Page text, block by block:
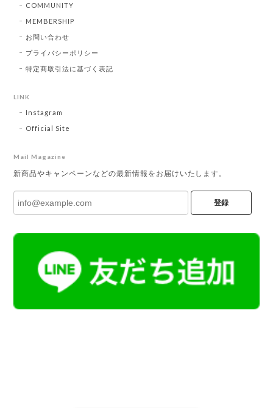
COMMUNITY
MEMBERSHIP
お問い合わせ
プライバシーポリシー
特定商取引法に基づく表記
LINK
Instagram
Official Site
Mail Magazine
新商品やキャンペーンなどの最新情報をお届けいたします。
登録